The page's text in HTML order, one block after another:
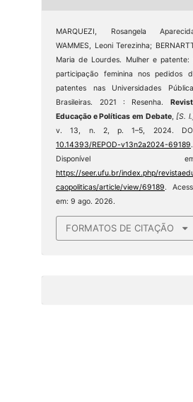
MARQUEZI, Rosangela
WAMMES, Leoni Terezinha;
Maria de Lourdes. Mulher e patente:
participação feminina nos pedidos
patentes nas Universidades
Brasileiras. 2021 : Resenha.
Educação e Políticas em Debate, [S.
v. 13, n. 2, p. 1–5, 2024.
10.14393/REPOD-v13n2a2024-69189.
Disponível
https://seer.ufu.br/index.php/
caopoliticas/article/view/69189.
em: 9 ago. 2026.
FORMATOS DE CITAÇÃO